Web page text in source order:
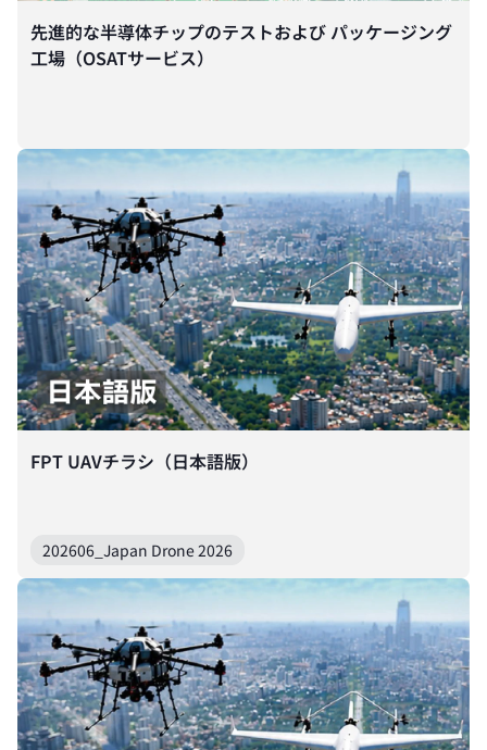
先進的な半導体チップのテストおよび パッケージング
工場（OSATサービス）
FPT UAVチラシ（日本語版）
202606_Japan Drone 2026